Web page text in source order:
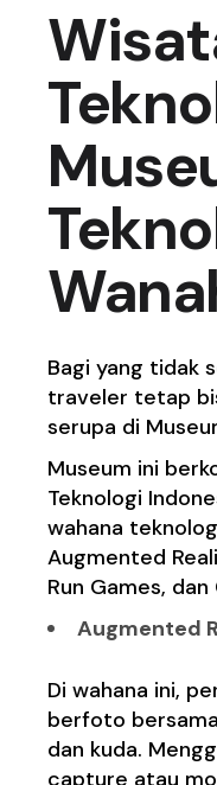
Bagi yang tidak
traveler tetap
serupa di
Museum ini
Teknologi
wahana
Augmented
Run Games,
Augmented
Di wahana ini,
berfoto
dan kuda.
capture atau